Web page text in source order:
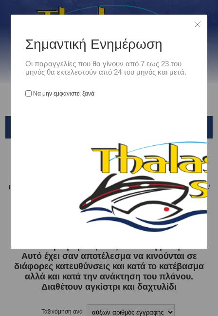
Είδη Αλιείας /
ΤΕΧΝΗΤΑ ΔΟΛΩΜΑΤΑ - ΤΣΑΠΑΡΙ - ΚΑΛΑΜΑΡΙΕΡΕΣ /
ΠΛΑΝΟΙ VERTICAL - SHORE - SLOW - LIGHT ROCK FISHING / Shimano /
CENTER VORTEX
Τα νέα πλάνα της SHIMANO Butterfly Center
Αυτό έχει σαν αποτέλεσμα να κινούνται σε
διάφορες κατευθύνσεις και κατά το κατέβασμα
αλλά και κατά την ανάκτηση του πλάνου.
Διαθέτουν αγκίστρι και δαχτυλίδι
Ταξινόμηση ανά
Σημαντική Ενημέρωση
Οι παραγγελίες που θα γίνουν από 7 εως 23 του
μηνός θα εκτελεστούν από 24 του μηνός και μετά.
Να μην εμφανιστεί ξανά